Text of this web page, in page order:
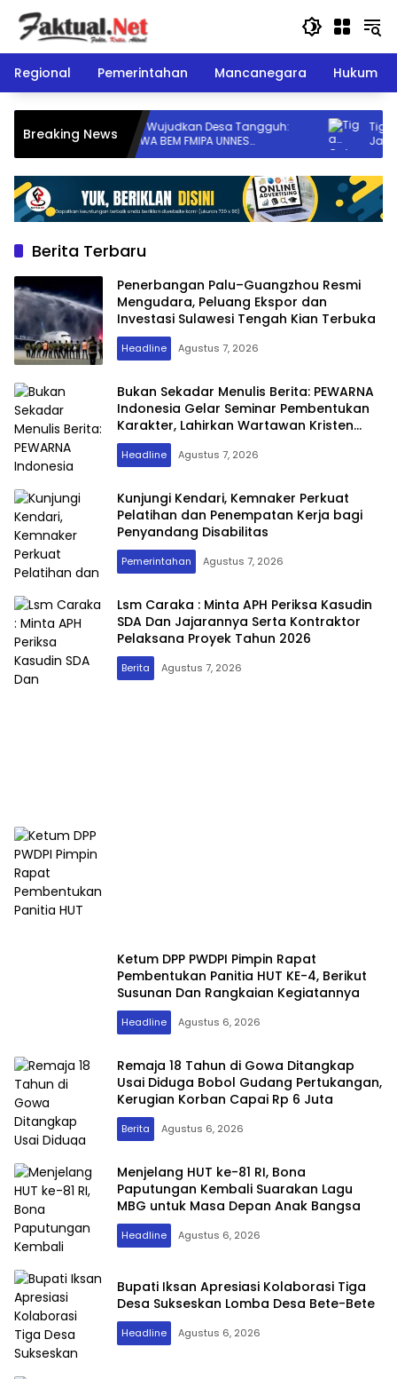
Langsung
konten
Regional
Pemerintahan Mancanegara Hukum
Breaking News
Kolaborasi Wujudkan Desa Tangguh:
PPK-ORMAWA BEM FMIPA UNNES
Sosialisasikan Terasering dan Irigasi
Tiga
Jadi
Taiwan
Berita Terbaru
Penerbangan Palu–Guangzhou Resmi
Mengudara, Peluang Ekspor dan
Investasi Sulawesi Tengah Kian Terbuka
Headline Agustus 7, 2026
Bukan Sekadar Menulis Berita: PEWARNA
Indonesia Gelar Seminar Pembentukan
Karakter, Lahirkan Wartawan Kristen
yang Berintegritas dan Berdampak
Headline Agustus 7, 2026
Kunjungi Kendari, Kemnaker Perkuat
Pelatihan dan Penempatan Kerja bagi
Penyandang Disabilitas
Pemerintahan Agustus 7, 2026
FaktualNET
Lsm Caraka : Minta APH Periksa Kasudin
SDA Dan Jajarannya Serta Kontraktor
Pelaksana Proyek Tahun 2026
Berita Agustus 7, 2026
Ketum DPP PWDPI Pimpin Rapat
Pembentukan Panitia HUT KE-4, Berikut
Susunan Dan Rangkaian Kegiatannya
Headline Agustus 6, 2026
Remaja 18 Tahun di Gowa Ditangkap
Usai Diduga Bobol Gudang Pertukangan,
Kerugian Korban Capai Rp 6 Juta
Berita Agustus 6, 2026
Menjelang HUT ke-81 RI, Bona
Paputungan Kembali Suarakan Lagu
MBG untuk Masa Depan Anak Bangsa
Headline Agustus 6, 2026
Bupati Iksan Apresiasi Kolaborasi Tiga
Desa Sukseskan Lomba Desa Bete-Bete
Headline Agustus 6, 2026